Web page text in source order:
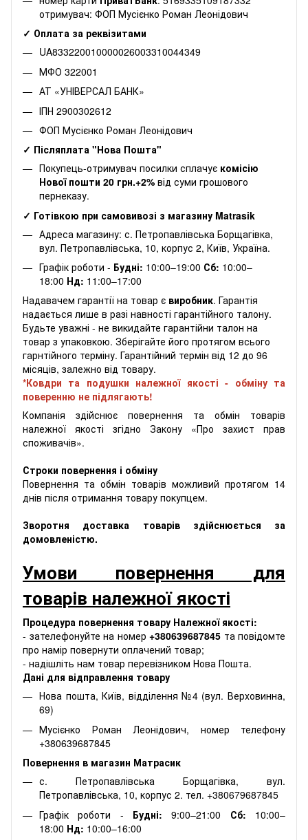
отримувач: ФОП Мусієнко Роман Леонідович
✓ Оплата за реквізитами
UA833220010000026003310044349
МФО 322001
АТ «УНІВЕРСАЛ БАНК»
ІПН 2900302612
ФОП Мусієнко Роман Леонідович
✓ Післяплата "Нова Пошта"
Покупець-отримувач посилки сплачує комісію
Нової пошти 20 грн.+2% від суми грошового
пернеказу.
✓ Готівкою при самовивозі з магазину Matrasik
Адреса магазину: с. Петропавлівська Борщагівка,
вул. Петропавлівська, 10, корпус 2, Київ, Україна.
Графік роботи - Будні: 10:00–19:00 Сб: 10:00–
18:00 Нд: 11:00–17:00
Надавачем гарантії на товар є виробник. Гарантія
надається лише в разі навності гарантійного талону.
Будьте уважні - не викидайте гарантійни талон на
товар з упаковкою. Зберігайте його протягом всього
гарнтійного терміну. Гарантійний термін від 12 до 96
місяців, залежно від товару.
*Ковдри та подушки належної якості - обміну та
поверенню не підлягають!
Компанія здійснює повернення та обмін товарів
належної якості згідно Закону «Про захист прав
споживачів».
Строки повернення і обміну
Повернення та обмін товарів можливий протягом 14
днів після отримання товару покупцем.
Зворотня доставка товарів здійснюється за
домовленістю.
Умови повернення для
товарів належної якості
Процедура повернення товару Належної якості:
- зателефонуйте на номер +380639687845 та повідомте
про намір повернути оплачений товар;
- надішліть нам товар перевізником Нова Пошта.
Дані для відправлення товару
Нова пошта, Київ, відділення №4 (вул. Верховинна,
69)
Мусієнко Роман Леонідович, номер телефону
+380639687845
Повернення в магазин Матрасик
с. Петропавлівська Борщагівка, вул.
Петропавлівська, 10, корпус 2. тел. +380679687845
Графік роботи - Будні: 9:00–21:00 Сб: 10:00–
18:00 Нд: 10:00–16:00